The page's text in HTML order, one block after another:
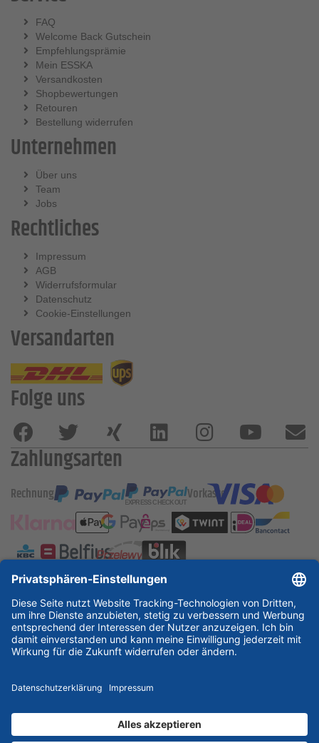
FAQ
Welcome Back Gutschein
Empfehlungsprämie
Mein ESSKA
Versandkosten
Shopbewertungen
Retouren
Bestellung widerrufen
Unternehmen
Über uns
Team
Jobs
Rechtliches
Impressum
AGB
Widerrufsformular
Datenschutz
Cookie-Einstellungen
Versandarten
Folge uns
Zahlungsarten
Rechnung Vorkasse
ESSKA International
new
new new